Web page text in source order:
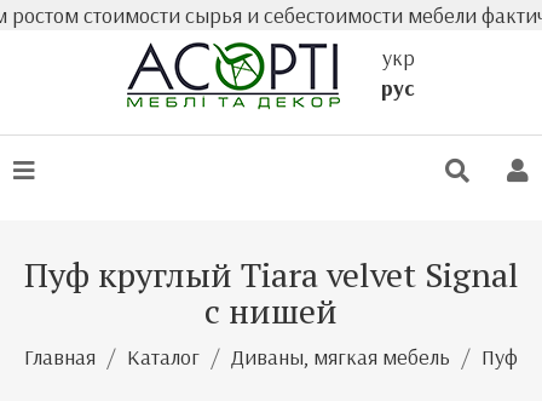
стоимости сырья и себестоимости мебели
укр
рус
Пуф круглый Tiara velvet Signal
с нишей
Главная Каталог Диваны, мягкая мебель Пуф